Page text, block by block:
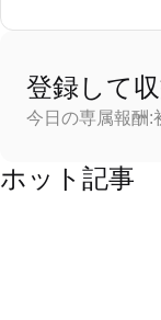
登録して
今日の専属報酬:
ホット記事